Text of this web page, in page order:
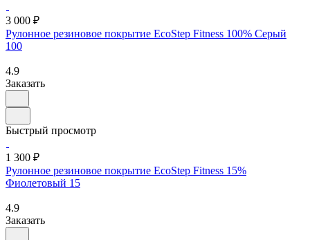
3 000 ₽
Рулонное резиновое покрытие EcoStep Fitness 100% Серый
100
4.9
Заказать
Быстрый просмотр
1 300 ₽
Рулонное резиновое покрытие EcoStep Fitness 15%
Фиолетовый 15
4.9
Заказать